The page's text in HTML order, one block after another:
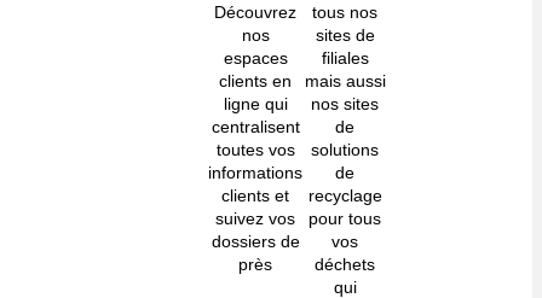
Découvrez
nos
espaces
clients en
ligne qui
centralisent
toutes vos
informations
clients et
suivez vos
dossiers de
près
tous nos
sites de
filiales
mais aussi
nos sites
de
solutions
de
recyclage
pour tous
vos
déchets
qui